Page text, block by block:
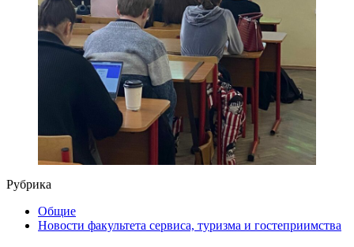
Рубрика
Общие
Новости факультета сервиса, туризма и гостеприимства